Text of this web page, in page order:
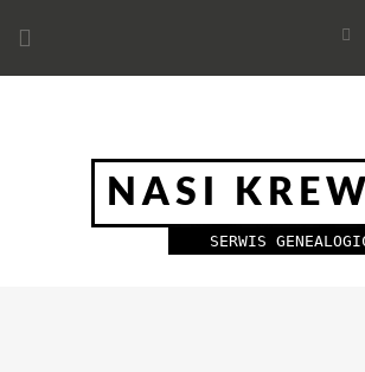
treści
NASI
SERWIS